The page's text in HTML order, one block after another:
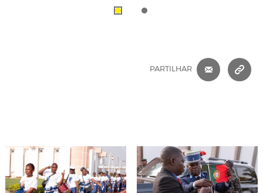
PARTILHAR